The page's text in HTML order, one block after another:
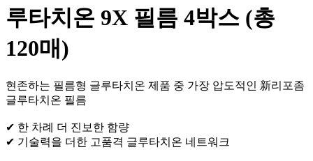
루타치온 9X 필름 4박스 (총
120매)
현존하는 필름형 글루타치온 제품 중 가장 압도적인 新리포좀
글루타치온 필름
✔ 한 차례 더 진보한 함량
✔ 기술력을 더한 고품격 글루타치온 네트워크